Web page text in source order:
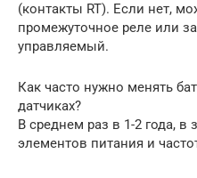
(контакты RT). Если нет,
промежуточное реле или
управляемый.
Как часто нужно менять
датчиках?
В среднем раз в 1-2 года, в
элементов питания и